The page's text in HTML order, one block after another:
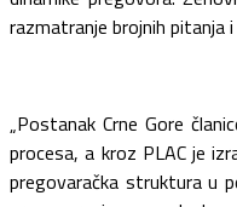
razmatranje brojnih pitanja
„Postanak Crne Gore
procesa, a kroz PLAC je
pregovaračka struktura u